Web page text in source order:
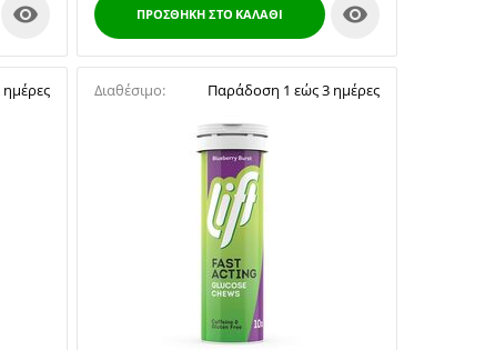
 ΠΡΟΣΘΉΚΗ ΣΤΟ ΚΑΛΆΘΙ 
Διαθέσιμο: Παράδοση 1 εώς 3 ημέρες